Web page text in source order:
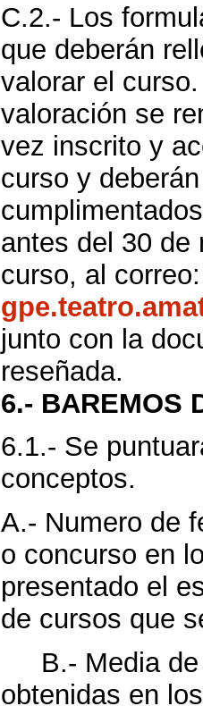
C.2.- Los
que deberán
valorar el
valoración se
vez inscrito y
curso y
antes del 30 de
curso, al correo:
junto con la
reseñada.
6.- BAREMOS
6.1.- Se
conceptos.
A.- Numero de
o concurso en
presentado el
de cursos que
B.- Media de
obtenidas en